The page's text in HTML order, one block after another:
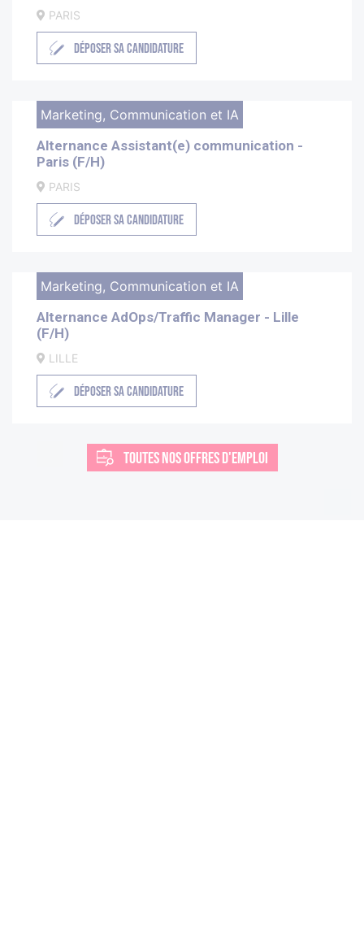
PARIS
DÉPOSER SA CANDIDATURE
Marketing, Communication et IA
Alternance Assistant(e) communication -
Paris (F/H)
PARIS
DÉPOSER SA CANDIDATURE
Marketing, Communication et IA
Alternance AdOps/Traffic Manager - Lille
(F/H)
LILLE
DÉPOSER SA CANDIDATURE
TOUTES NOS OFFRES D'EMPLOI